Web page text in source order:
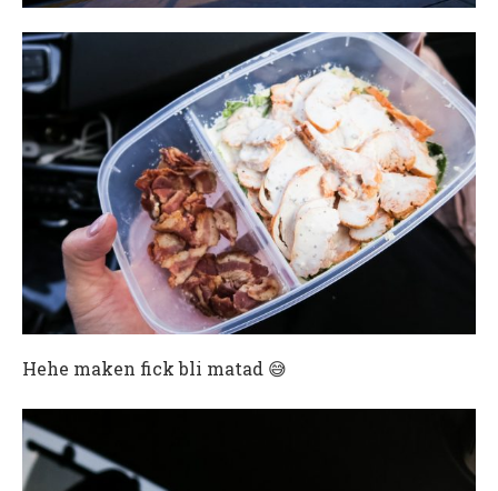
Hehe maken fick bli matad 😅